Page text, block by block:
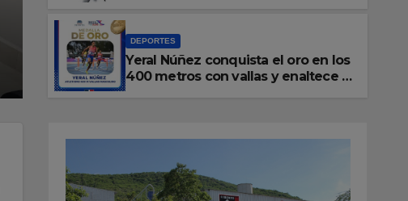
con vallas y enaltece a
AGOSTO 5, 2026 REDACCIÓN
DEPORTES
Yeral Núñez conquista el oro en los
400 metros con vallas y enaltece a